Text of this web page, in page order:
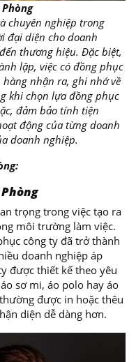
chuyên nghiệp trong
đại diện cho doanh
thương hiệu. Đặc biệt,
lập, việc có đồng phục
nhận ra, ghi nhớ về
khi chọn lựa đồng phục
đảm bảo tính tiện
động của từng doanh
doanh nghiệp.
trọng trong việc tạo ra
môi trường làm việc.
công ty đã trở thành
doanh nghiệp áp
được thiết kế theo yêu
sơ mi, áo polo hay áo
được in hoặc thêu
diện dễ dàng hơn.